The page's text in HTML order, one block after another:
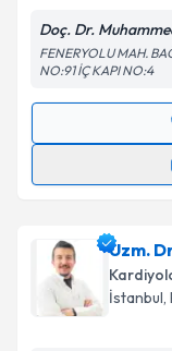
Doç. Dr.
FENERYOLU MAH.
NO:91 İÇ KAPI NO:4
Randevu
için bir takvim
E-posta
Uzm.
İstanbul,